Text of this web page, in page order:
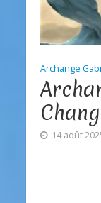
Archange
14 août